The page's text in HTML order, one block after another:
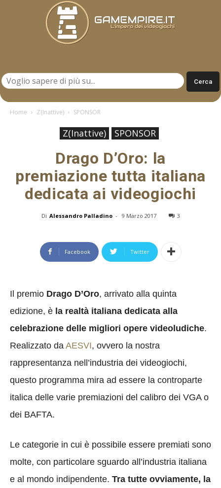
Home Z(Inattive) SPONSOR
Z(Inattive) SPONSOR
Drago D’Oro: la
premiazione tutta italiana
dedicata ai videogiochi
Di Alessandro Palladino - 9 Marzo 2017 3
Facebook Twitter
Il premio Drago D’Oro, arrivato alla quinta
edizione, è la realtà italiana dedicata alla
celebrazione delle migliori opere videoludiche.
Realizzato da AESVI, ovvero la nostra
rappresentanza nell’industria dei videogiochi,
questo programma mira ad essere la controparte
italica delle varie premiazioni del calibro dei VGA o
dei BAFTA.
Le categorie in cui è possibile essere premiati sono
molte, con particolare sguardo all’industria italiana
e al mondo indipendente. Tra tutte ovviamente, la